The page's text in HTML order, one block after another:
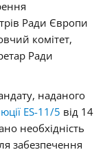
Ради Європи
комітет,
Ради
наданого
ES-11/5 від 14
необхідність
забезпечення